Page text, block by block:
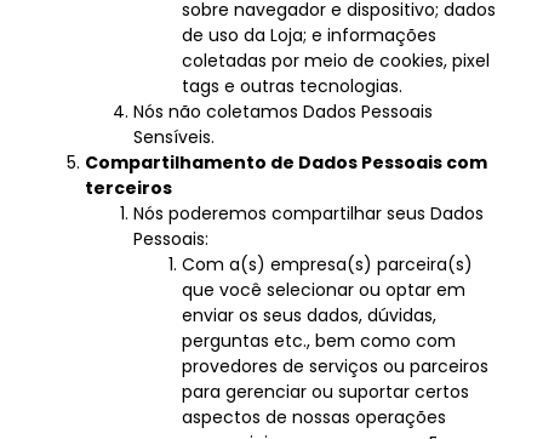
sobre navegador e dispositivo; dados
de uso da Loja; e informações
coletadas por meio de cookies, pixel
tags e outras tecnologias.
Nós não coletamos Dados Pessoais
Sensíveis.
Compartilhamento de Dados Pessoais com
terceiros
Nós poderemos compartilhar seus Dados
Pessoais:
Com a(s) empresa(s) parceira(s)
que você selecionar ou optar em
enviar os seus dados, dúvidas,
perguntas etc., bem como com
provedores de serviços ou parceiros
para gerenciar ou suportar certos
aspectos de nossas operações